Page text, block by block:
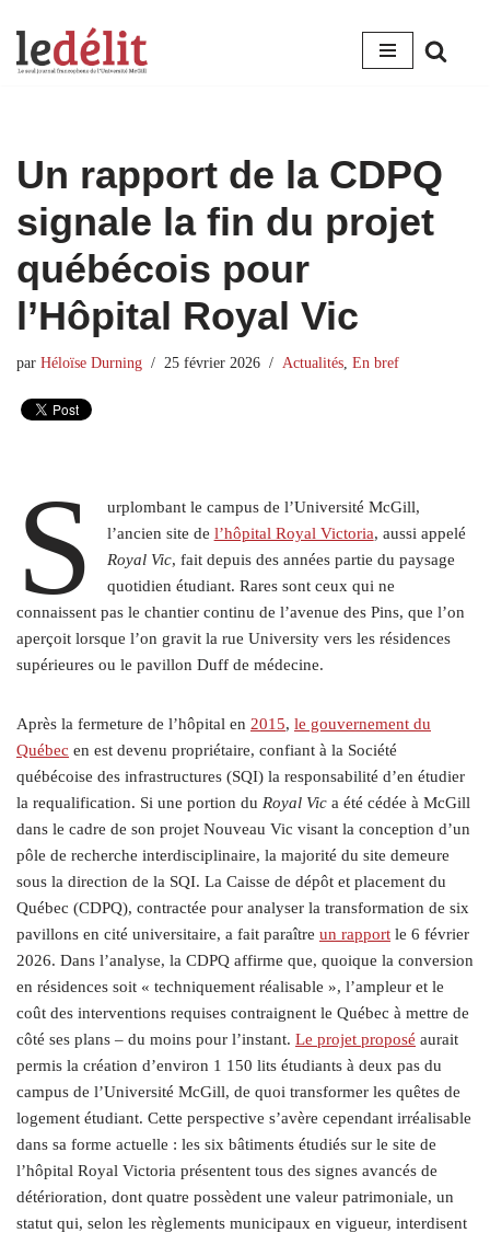
Aller
Un rapport de la CDPQ
signale la fin du projet
québécois pour
l’Hôpital Royal Vic
par Héloïse Durning 25 février 2026 Actualités En bref
S
urplombant le campus de l’Université McGill,
l’ancien site de l’hôpital Royal Victoria, aussi appelé
Royal Vic, fait depuis des années partie du paysage
quotidien étudiant. Rares sont ceux qui ne
connaissent pas le chantier continu de l’avenue des Pins, que l’on
aperçoit lorsque l’on gravit la rue University vers les résidences
supérieures ou le pavillon Duff de médecine.
Après la fermeture de l’hôpital en 2015, le gouvernement du
Québec en est devenu propriétaire, confiant à la Société
québécoise des infrastructures (SQI) la responsabilité d’en étudier
la requalification. Si une portion du Royal Vic a été cédée à McGill
dans le cadre de son projet Nouveau Vic visant la conception d’un
pôle de recherche interdisciplinaire, la majorité du site demeure
sous la direction de la SQI. La Caisse de dépôt et placement du
Québec (CDPQ), contractée pour analyser la transformation de six
pavillons en cité universitaire, a fait paraître un rapport le 6 février
2026. Dans l’analyse, la CDPQ affirme que, quoique la conversion
en résidences soit « techniquement réalisable », l’ampleur et le
coût des interventions requises contraignent le Québec à mettre de
côté ses plans – du moins pour l’instant. Le projet proposé aurait
permis la création d’environ 1 150 lits étudiants à deux pas du
campus de l’Université McGill, de quoi transformer les quêtes de
logement étudiant. Cette perspective s’avère cependant irréalisable
dans sa forme actuelle : les six bâtiments étudiés sur le site de
l’hôpital Royal Victoria présentent tous des signes avancés de
détérioration, dont quatre possèdent une valeur patrimoniale, un
statut qui, selon les règlements municipaux en vigueur, interdisent